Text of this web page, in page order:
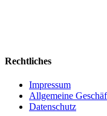
Rechtliches
Impressum
Allgemeine
Datenschutz